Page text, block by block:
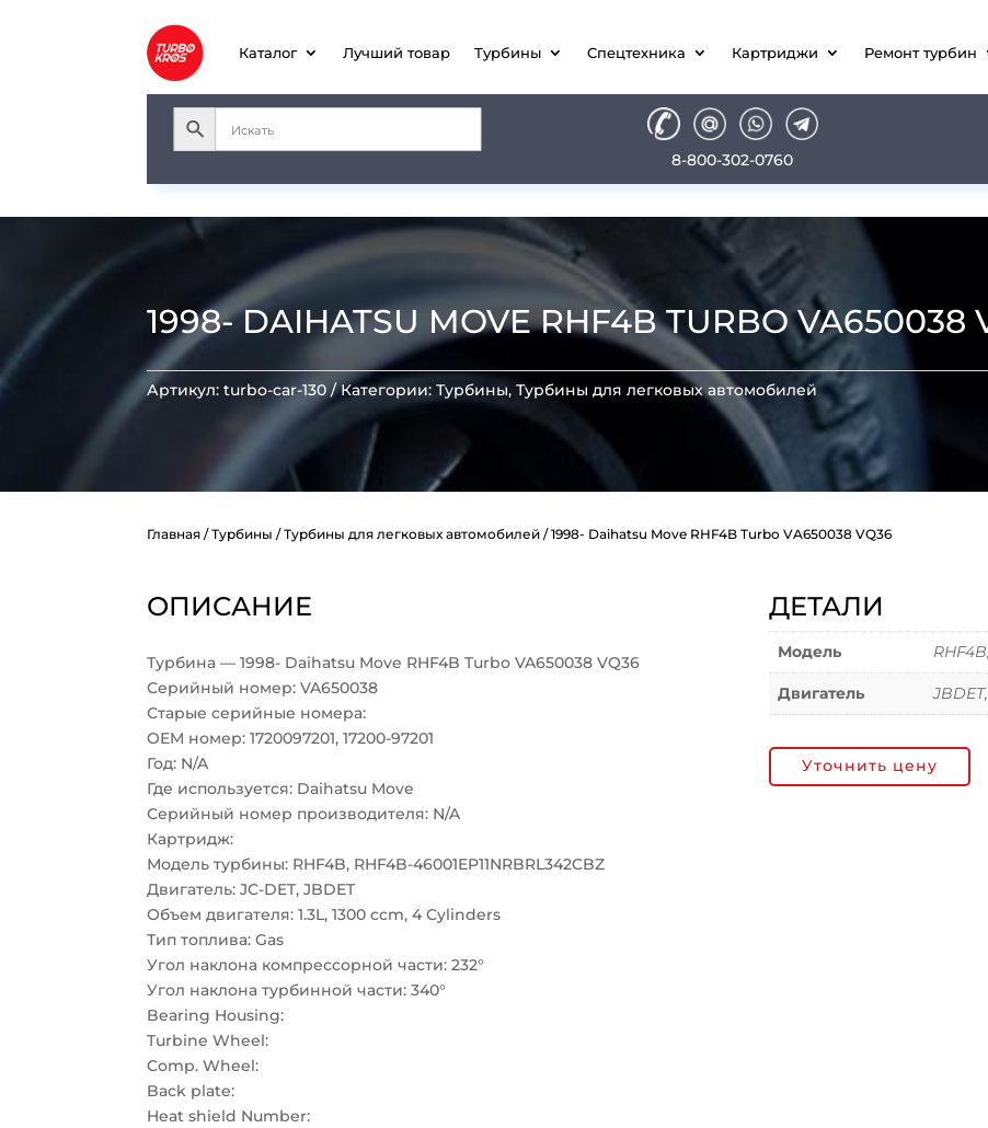
Каталог Лучший товар Турбины Спецтехника Картриджи Ремонт турбин
8-800-302-0760
1998- DAIHATSU MOVE RHF4B TURBO VA650038
Артикул:turbo-car-130 Категории:Турбины,Турбины для легковых автомобилей
Главная /Турбины /Турбины для легковых автомобилей / 1998- Daihatsu Move RHF4B Turbo VA650038 VQ36
ОПИСАНИЕ
Турбина — 1998- Daihatsu Move RHF4B Turbo VA650038 VQ36
Серийный номер: VA650038
Старые серийные номера:
OEM номер: 1720097201, 17200-97201
Год: N/A
Где используется: Daihatsu Move
Серийный номер производителя: N/A
Картридж:
Модель турбины: RHF4B, RHF4B-46001EP11NRBRL342CBZ
Двигатель: JC-DET, JBDET
Объем двигателя: 1.3L, 1300 ccm, 4 Cylinders
Тип топлива: Gas
Угол наклона компрессорной части: 232°
Угол наклона турбинной части: 340°
Bearing Housing:
Turbine Wheel:
Comp. Wheel:
Back plate:
Heat shield Number:
ДЕТАЛИ
Модель
Двигатель
Уточнить цену